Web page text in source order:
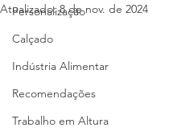
Personalização
Calçado
Indústria Alimentar
Recomendações
Trabalho em Altura
Atualizado:8 de nov. de 2024